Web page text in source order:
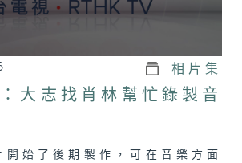
相片集
大志找肖林幫忙錄製音
開始了後期製作，可在音樂方面